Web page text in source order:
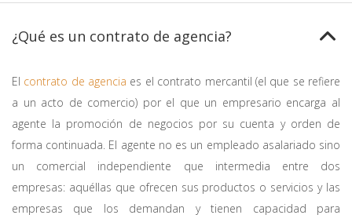
¿Qué es un contrato de agencia?
El contrato de agencia es el contrato mercantil (el que se refiere
a un acto de comercio) por el que un empresario encarga al
agente la promoción de negocios por su cuenta y orden de
forma continuada. El agente no es un empleado asalariado sino
un comercial independiente que intermedia entre dos
empresas: aquéllas que ofrecen sus productos o servicios y las
empresas que los demandan y tienen capacidad para